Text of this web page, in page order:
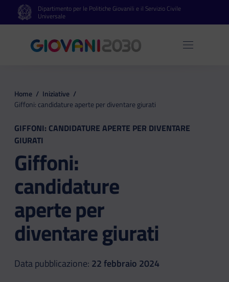
Vai al contenuto principale
Vai al footerDipartimento per le Politiche Giovanili e il Servizio Civile
Universale
Apri
Home / Iniziative /
Giffoni: candidature aperte per diventare giurati
GIFFONI: CANDIDATURE APERTE PER DIVENTARE
GIURATI
Giffoni:
candidature
aperte per
diventare giurati
Data pubblicazione: 22 febbraio 2024